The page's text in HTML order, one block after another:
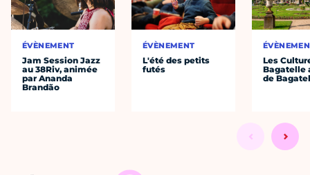
ÉVÈNEMENT
Jam Session Jazz
au 38Riv, animée
par Ananda
Brandão
ÉVÈNEMENT
L'été des petits
futés
Les
Bagatelle
de